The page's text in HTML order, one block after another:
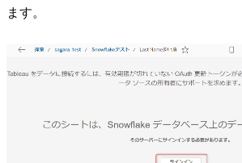
ます。